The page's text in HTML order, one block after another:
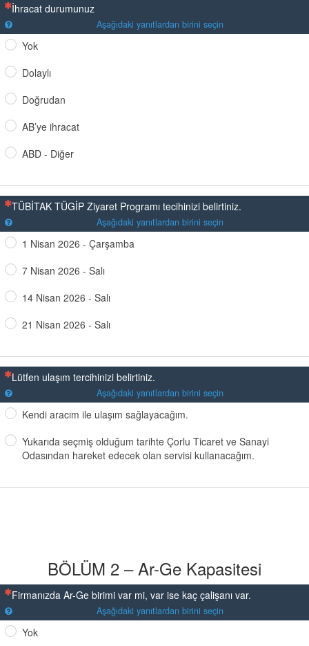
(Bu sorunun yanıtlanması zorunludur)
İhracat durumunuz
Aşağıdaki yanıtlardan birini seçin
Yok
Dolaylı
Doğrudan
AB’ye ihracat
ABD - Diğer
(Bu sorunun yanıtlanması zorunludur)
TÜBİTAK TÜGİP Ziyaret Programı tecihinizi belirtiniz.
Aşağıdaki yanıtlardan birini seçin
1 Nisan 2026 - Çarşamba
7 Nisan 2026 - Salı
14 Nisan 2026 - Salı
21 Nisan 2026 - Salı
(Bu sorunun yanıtlanması zorunludur)
Lütfen ulaşım tercihinizi belirtiniz.
Aşağıdaki yanıtlardan birini seçin
Kendi aracım ile ulaşım sağlayacağım.
Yukarıda seçmiş olduğum tarihte Çorlu Ticaret ve Sanayi
Odasından hareket edecek olan servisi kullanacağım.
BÖLÜM 2 – Ar-Ge Kapasitesi
(Bu sorunun yanıtlanması zorunludur)
Firmanızda Ar-Ge birimi var mi, var ise kaç çalişanı var.
Aşağıdaki yanıtlardan birini seçin
Yok